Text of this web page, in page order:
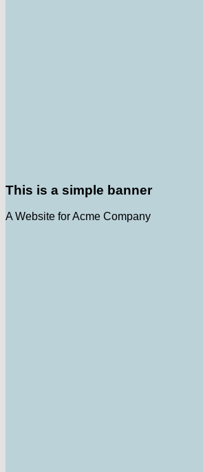
This is a simple banner
A Website for Acme Company